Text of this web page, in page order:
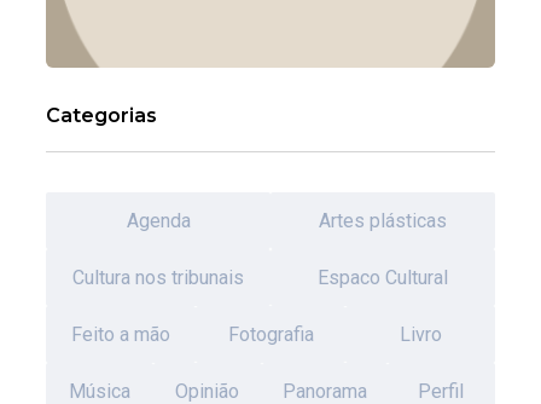
Categorias
Agenda Artes plásticas
Cultura nos tribunais Espaco Cultural
Feito a mão Fotografia Livro
Música Opinião Panorama Perfil